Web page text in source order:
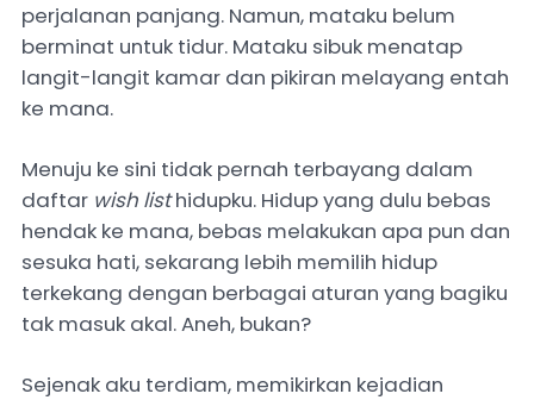
perjalanan panjang. Namun, mataku belum
berminat untuk tidur. Mataku sibuk menatap
langit-langit kamar dan pikiran melayang entah
ke mana.
Menuju ke sini tidak pernah terbayang dalam
daftar wish listhidupku. Hidup yang dulu bebas
hendak ke mana, bebas melakukan apa pun dan
sesuka hati, sekarang lebih memilih hidup
terkekang dengan berbagai aturan yang bagiku
tak masuk akal. Aneh, bukan?
Sejenak aku terdiam, memikirkan kejadian